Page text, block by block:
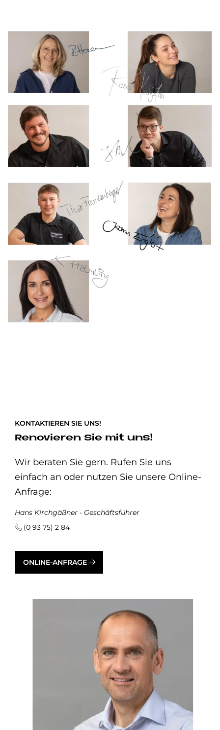
KONTAKTIEREN SIE UNS!
Renovieren Sie mit uns!
Wir beraten Sie gern. Rufen Sie uns
einfach an oder nutzen Sie unsere Online-
Anfrage:
Hans Kirchgäßner - Geschäftsführer
(0 93 75) 2 84
ONLINE-ANFRAGE